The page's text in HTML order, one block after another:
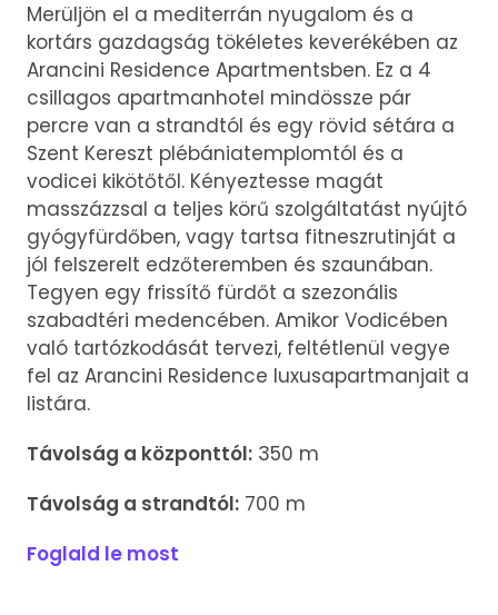
Merüljön el a mediterrán nyugalom és a
kortárs gazdagság tökéletes keverékében az
Arancini Residence Apartmentsben. Ez a 4
csillagos apartmanhotel mindössze pár
percre van a strandtól és egy rövid sétára a
Szent Kereszt plébániatemplomtól és a
vodicei kikötőtől. Kényeztesse magát
masszázzsal a teljes körű szolgáltatást nyújtó
gyógyfürdőben, vagy tartsa fitneszrutinját a
jól felszerelt edzőteremben és szaunában.
Tegyen egy frissítő fürdőt a szezonális
szabadtéri medencében. Amikor Vodicében
való tartózkodását tervezi, feltétlenül vegye
fel az Arancini Residence luxusapartmanjait a
listára.
Távolság a központtól: 350 m
Távolság a strandtól: 700 m
Foglald le most